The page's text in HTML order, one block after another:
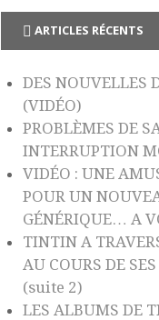
k
ARTICLES RÉCENTS
DES NOUVELLES
(VIDÉO)
PROBLÈMES DE
INTERRUPTION
VIDÉO : UNE
POUR UN
GÉNÉRIQUE… A
TINTIN A
AU COURS DE
(suite 2)
LES ALBUMS DE